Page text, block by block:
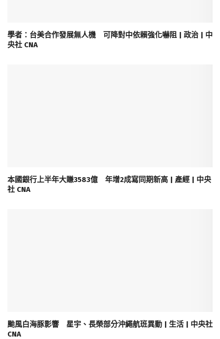
學者：台美合作發展無人機 可降對中依賴強化嚇阻 | 政治 | 中
央社 CNA
本國銀行上半年大賺3583億 年增2成寫同期新高 | 產經 | 中央
社 CNA
颱風白海豚影響 星宇、長榮部分沖繩航班異動 | 生活 | 中央社
CNA